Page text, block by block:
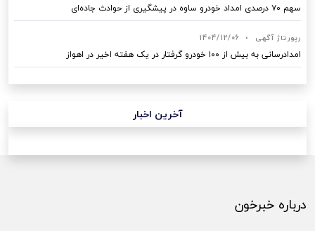
سهم ۷۰ درصدی امداد خودرو ساوه در پیشگیری از حوادث جاده‌ای
رپورتاژ آگهی •
1404/12/06
امدادرسانی به بیش از ۱۰۰ خودرو گرفتار در یک هفته اخیر در اهواز
آخرین اخبار
درباره خبرخون